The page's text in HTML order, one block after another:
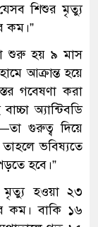
শিশুর মৃত্যু
কম।”
শুরু হয় ৯ মাস
আক্রান্ত হয়ে
গবেষণা করা
অ্যান্টিবডি
গুরুত্ব দিয়ে
ভবিষ্যতে
হবে।”
মৃত্যু হওয়া ২৩
কম। বাকি ১৬